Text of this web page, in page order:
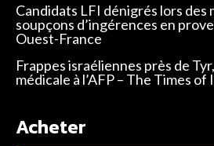
Candidats LFI dénigrés lors des
soupçons d’ingérences en
Ouest-France
Frappes israéliennes près de
médicale à l’AFP – The Times of
Acheter